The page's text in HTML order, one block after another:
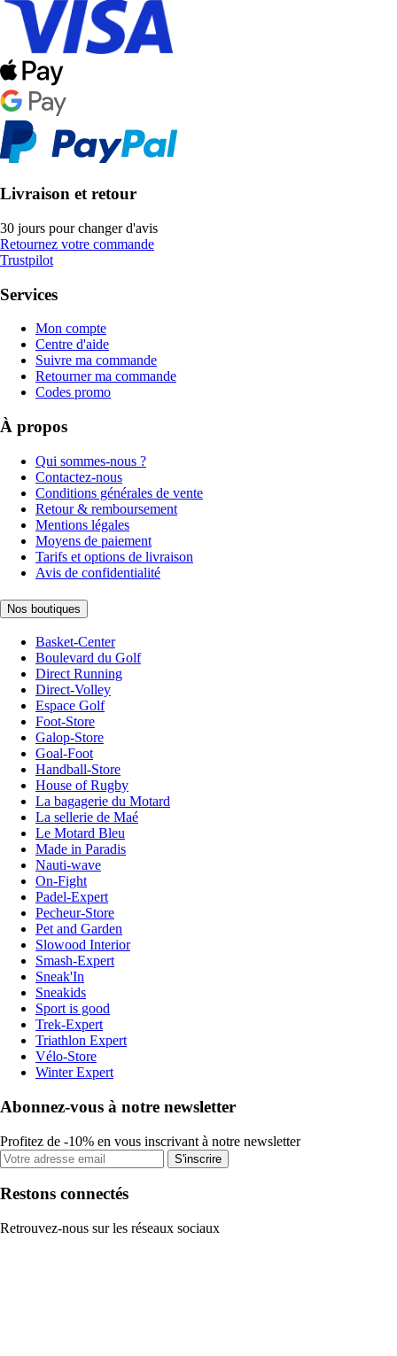
Livraison et retour
30 jours pour changer d'avis
Retournez votre commande
Trustpilot
Services
Mon compte
Centre d'aide
Suivre ma commande
Retourner ma commande
Codes promo
À propos
Qui sommes-nous ?
Contactez-nous
Conditions générales de vente
Retour & remboursement
Mentions légales
Moyens de paiement
Tarifs et options de livraison
Avis de confidentialité
Nos boutiques
Basket-Center
Boulevard du Golf
Direct Running
Direct-Volley
Espace Golf
Foot-Store
Galop-Store
Goal-Foot
Handball-Store
House of Rugby
La bagagerie du Motard
La sellerie de Maé
Le Motard Bleu
Made in Paradis
Nauti-wave
On-Fight
Padel-Expert
Pecheur-Store
Pet and Garden
Slowood Interior
Smash-Expert
Sneak'In
Sneakids
Sport is good
Trek-Expert
Triathlon Expert
Vélo-Store
Winter Expert
Abonnez-vous à notre newsletter
Profitez de -10% en vous inscrivant à notre newsletter
S'inscrire
Restons connectés
Retrouvez-nous sur les réseaux sociaux